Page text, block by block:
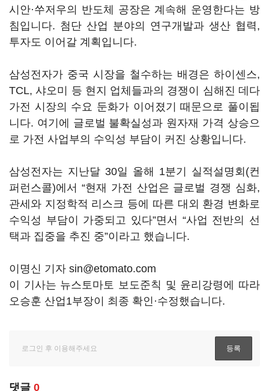
시안·쑤저우의 반도체 공장은 계속해 운영한다는 방
침입니다. 첨단 산업 분야의 연구개발과 생산 협력,
투자도 이어갈 계획입니다.
삼성전자가 중국 시장을 철수하는 배경은 하이센스,
TCL, 샤오미 등 현지 업체들과의 경쟁이 심해진 데다
가전 시장의 수요 둔화가 이어졌기 때문으로 풀이됩
니다. 여기에 글로벌 불확실성과 원자재 가격 상승으
로 가전 사업부의 수익성 부담이 커진 상황입니다.
삼성전자는 지난달 30일 올해 1분기 실적설명회(컨
퍼런스콜)에서 “현재 가전 산업은 글로벌 경쟁 심화,
관세와 지정학적 리스크 등에 따른 대외 환경 변화로
수익성 부담이 가중되고 있다”면서 “사업 전반의 선
택과 집중을 추진 중”이라고 했습니다.
이명신 기자 sin@etomato.com
이 기사는 뉴스토마토 보도준칙 및 윤리강령에 따라
오승훈 산업1부장이 최종 확인·수정했습니다.
댓글 0